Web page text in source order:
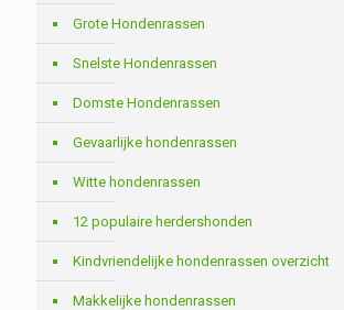
Grote Hondenrassen
Snelste Hondenrassen
Domste Hondenrassen
Gevaarlijke hondenrassen
Witte hondenrassen
12 populaire herdershonden
Kindvriendelijke hondenrassen overzicht
Makkelijke hondenrassen